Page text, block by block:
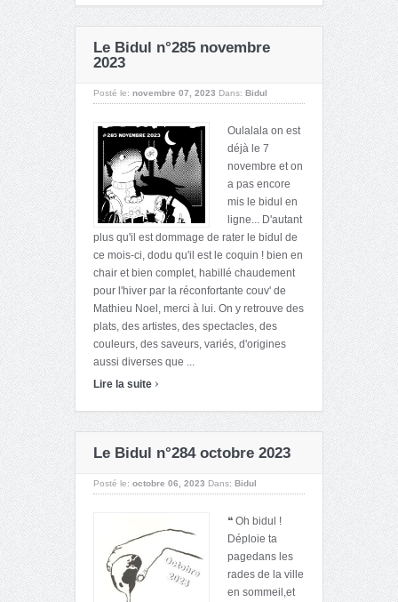
Le Bidul n°285 novembre
2023
Posté le: novembre 07, 2023 Dans: Bidul
Oulalala on est
déjà le 7
novembre et on
a pas encore
mis le bidul en
ligne... D'autant
plus qu'il est dommage de rater le bidul de
ce mois-ci, dodu qu'il est le coquin ! bien en
chair et bien complet, habillé chaudement
pour l'hiver par la réconfortante couv' de
Mathieu Noel, merci à lui. On y retrouve des
plats, des artistes, des spectacles, des
couleurs, des saveurs, variés, d'origines
aussi diverses que ...
Lire la suite ›
Le Bidul n°284 octobre 2023
Posté le: octobre 06, 2023 Dans: Bidul
❝ Oh bidul !
Déploie ta
pagedans les
rades de la ville
en sommeil,et